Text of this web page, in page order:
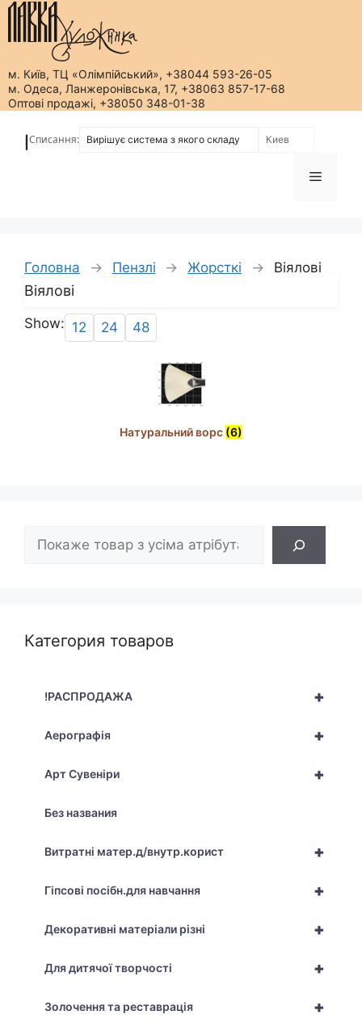
м. Київ, ТЦ «Олімпійський», +38044 593-26-05
м. Одеса, Ланжеронівська, 17, +38063 857-17-68
Оптові продажі, +38050 348-01-38
Списання:
Меню
Головна → Пензлі → Жорсткі → Віялові
Віялові
Show: 12 24 48
Натуральний ворс (6)
Пошук
Категория товаров
+
!РАСПРОДАЖА
+
Аерографія
+
Арт Сувеніри
Без названия
+
Витратні матер.д/внутр.корист
+
Гіпсові посібн.для навчання
+
Декоративні матеріали різні
+
Для дитячої творчості
+
Золочення та реставрація